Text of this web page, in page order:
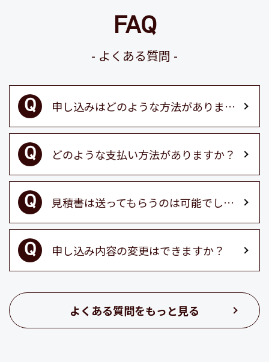
FAQ
よくある質問
申し込みはどのような方法がありますか？
どのような支払い方法がありますか？
見積書は送ってもらうのは可能でしょうか？
申し込み内容の変更はできますか？
よくある質問をもっと見る